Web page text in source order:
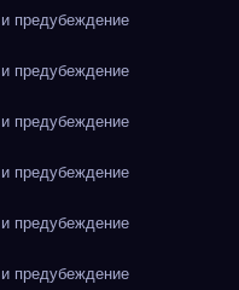
предубеждение
предубеждение
предубеждение
предубеждение
предубеждение
предубеждение